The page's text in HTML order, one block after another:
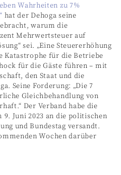
Wahrheiten zu 7%
hat der Dehoga seine
warum die
Mehrwertsteuer auf
sei. „Eine Steuererhöhung
Katastrophe für die Betriebe
für die Gäste führen – mit
den Staat und die
Seine Forderung: „Die 7
Gleichbehandlung von
Der Verband habe die
Juni 2023 an die politischen
und Bundestag versandt.
Wochen darüber